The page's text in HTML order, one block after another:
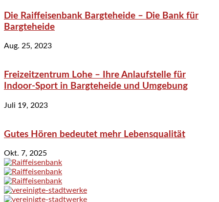
Die Raiffeisenbank Bargteheide – Die Bank für
Bargteheide
Aug. 25, 2023
Freizeitzentrum Lohe – Ihre Anlaufstelle für
Indoor-Sport in Bargteheide und Umgebung
Juli 19, 2023
Gutes Hören bedeutet mehr Lebensqualität
Okt. 7, 2025